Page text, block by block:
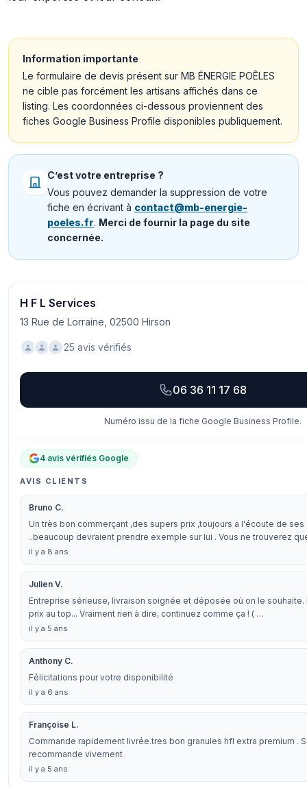
Information importante
Le formulaire de devis présent sur MB ÉNERGIE POÊLES
ne cible pas forcément les artisans affichés dans ce
listing. Les coordonnées ci-dessous proviennent des
fiches Google Business Profile disponibles publiquement.
C’est votre entreprise ?
Vous pouvez demander la suppression de votre
fiche en écrivant à contact@mb-energie-
poeles.fr. Merci de fournir la page du site
concernée.
H F L Services
13 Rue de Lorraine, 02500 Hirson
25 avis vérifiés
06 36 11 17 68
Numéro issu de la fiche Google Business Profile.
4 avis vérifiés Google
AVIS CLIENTS
Bruno C.
Un très bon commerçant ,des supers prix ,toujours a l'écoute de ses
..beaucoup devraient prendre exemple sur lui . Vous ne trouverez
il y a 8 ans
Julien V.
Entreprise sérieuse, livraison soignée et déposée où on le souhaite.
prix au top... Vraiment rien à dire, continuez comme ça ! ( …
il y a 5 ans
Anthony C.
Félicitations pour votre disponibilité
il y a 6 ans
Françoise L.
Commande rapidement livrée.tres bon granules hfl extra premium .
recommande vivement
il y a 5 ans